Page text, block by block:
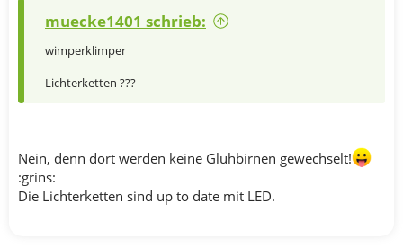
muecke1401 schrieb:
wimperklimper
Lichterketten ???
Nein, denn dort werden keine Glühbirnen gewechselt!
:grins:
Die Lichterketten sind up to date mit LED.